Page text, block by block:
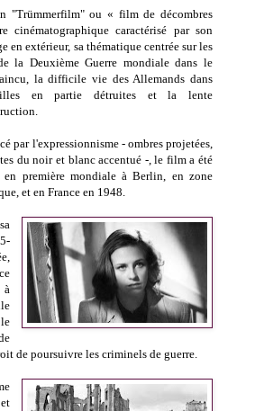
"Trümmerfilm" ou « film de décombres
cinématographique caractérisé par son
en extérieur, sa thématique centrée sur les
la Deuxième Guerre mondiale dans le
la difficile vie des Allemands dans
en partie détruites et la lente
par l'expressionnisme - ombres projetées,
du noir et blanc accentué -, le film a été
en première mondiale à Berlin, en zone
et en France en 1948.
à
de poursuivre les criminels de guerre.